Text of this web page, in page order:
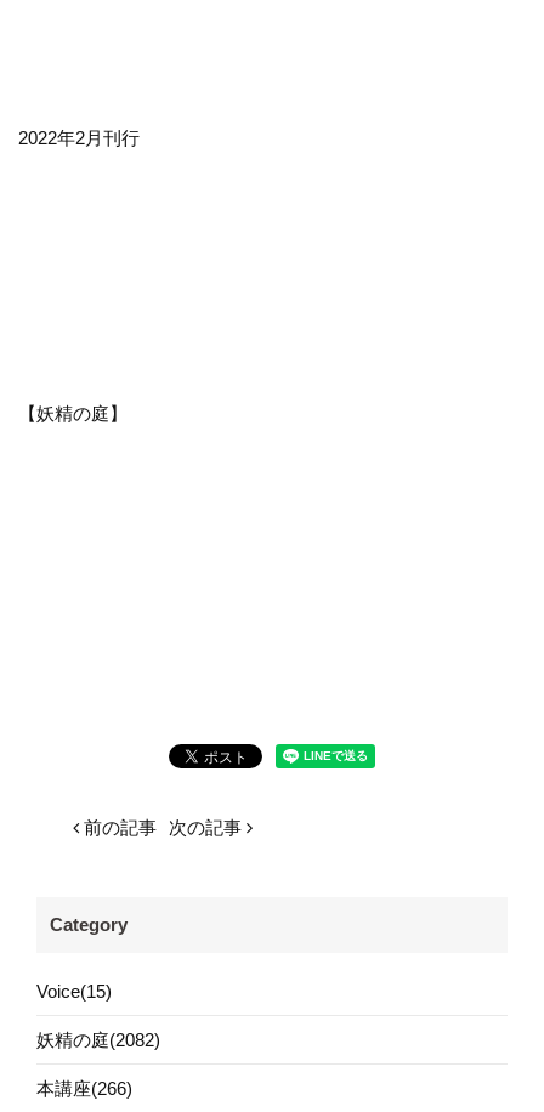
2022年2月刊行
【妖精の庭】
前の記事 次の記事
Category
Voice(15)
妖精の庭(2082)
本講座(266)